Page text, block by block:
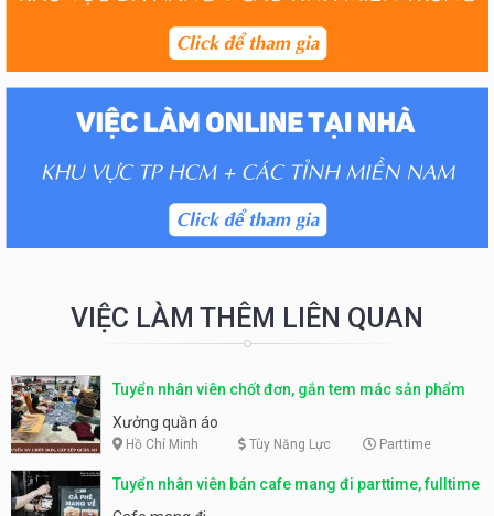
VIỆC LÀM THÊM LIÊN QUAN
Tuyển nhân viên chốt đơn, gắn tem mác sản phẩm
Xưởng quần áo
Hồ Chí Minh Tùy Năng Lực Parttime
Tuyển nhân viên bán cafe mang đi parttime, fulltime